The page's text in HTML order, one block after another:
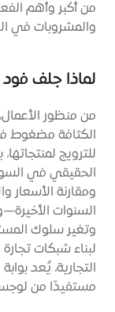
من أكبر وأهم
والمشروبات في
لماذا جلف
من منظور
الكثافة مضغوط
للترويج
الحقيقي في
ومقارنة الأسعار
السنوات
وتغير سلوك
لبناء شبكات
التجارية، يُعد
مستفيدًا من